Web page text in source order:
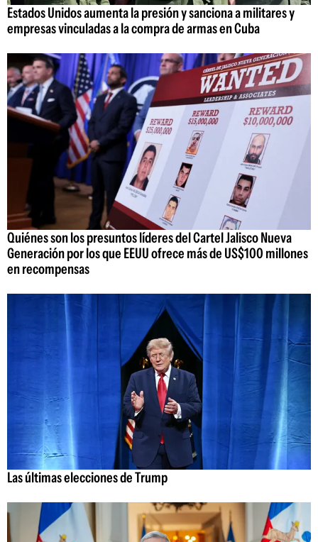
Estados Unidos aumenta la presión y sanciona a militares y
empresas vinculadas a la compra de armas en Cuba
Quiénes son los presuntos líderes del Cartel Jalisco Nueva
Generación por los que EEUU ofrece más de US$100 millones
en recompensas
Las últimas elecciones de Trump